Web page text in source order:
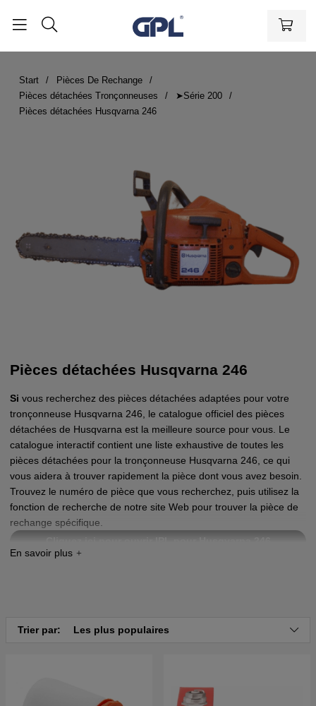
Start
Pièces De Rechange
Pièces détachées Tronçonneuses
➤Série 200
Pièces détachées Husqvarna 246
Pièces détachées Husqvarna 246
Si vous recherchez des pièces détachées adaptées pour votre
tronçonneuse Husqvarna 246, le catalogue officiel des pièces
détachées de Husqvarna est la meilleure source pour vous. Le
catalogue interactif contient une liste exhaustive de toutes les
pièces détachées pour la tronçonneuse Husqvarna 246, ce qui
vous aidera à trouver rapidement la pièce dont vous avez besoin.
Trouvez le numéro de pièce que vous recherchez, puis utilisez la
fonction de recherche de notre site Web pour trouver la pièce de
rechange spécifique.
Trier par: Les plus populaires